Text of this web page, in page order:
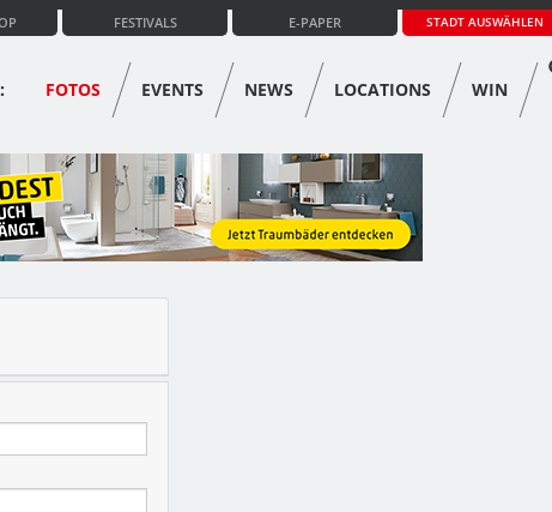
STADT AUSWÄHLEN
E-PAPER
FESTIVALS
FOTOS EVENTS NEWS LOCATIONS WIN